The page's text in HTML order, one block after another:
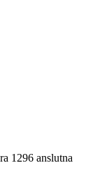
1296 anslutna